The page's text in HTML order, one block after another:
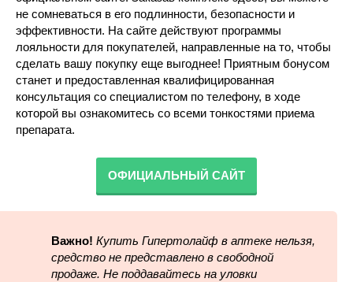
не сомневаться в его подлинности, безопасности и
эффективности. На сайте действуют программы
лояльности для покупателей, направленные на то, чтобы
сделать вашу покупку еще выгоднее! Приятным бонусом
станет и предоставленная квалифицированная
консультация со специалистом по телефону, в ходе
которой вы ознакомитесь со всеми тонкостями приема
препарата.
ОФИЦИАЛЬНЫЙ САЙТ
Важно! Купить Гипертолайф в аптеке нельзя,
средство не представлено в свободной
продаже. Не поддавайтесь на уловки